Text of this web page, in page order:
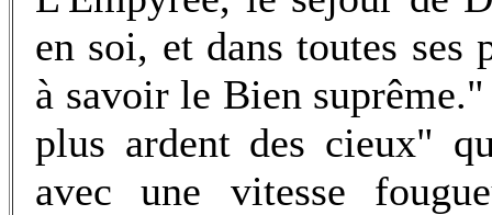
en soi, et dans toutes ses
à savoir le Bien
plus ardent des cieux"
avec une vitesse